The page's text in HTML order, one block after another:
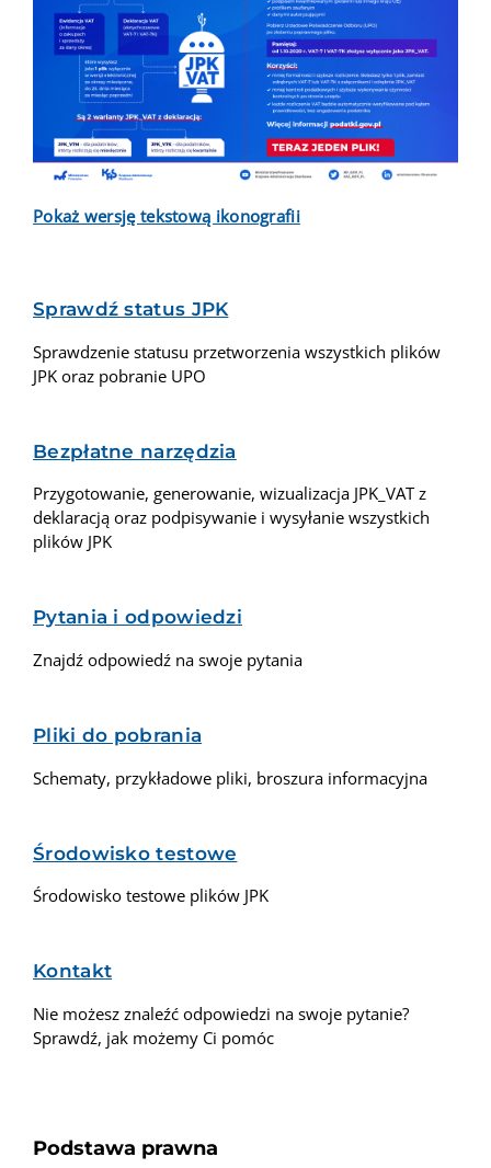
Pokaż wersję tekstową ikonografii
Sprawdź status JPK
Sprawdzenie statusu przetworzenia wszystkich plików
JPK oraz pobranie UPO
Bezpłatne narzędzia
Przygotowanie, generowanie, wizualizacja JPK_VAT z
deklaracją oraz podpisywanie i wysyłanie wszystkich
plików JPK
Pytania i odpowiedzi
Znajdź odpowiedź na swoje pytania
Pliki do pobrania
Schematy, przykładowe pliki, broszura informacyjna
Środowisko testowe
Środowisko testowe plików JPK
Kontakt
Nie możesz znaleźć odpowiedzi na swoje pytanie?
Sprawdź, jak możemy Ci pomóc
Podstawa prawna